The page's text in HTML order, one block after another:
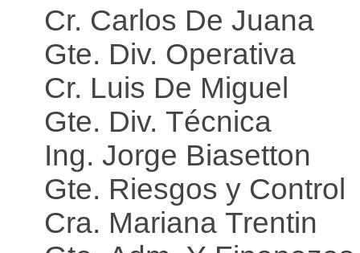
Cr. Carlos De Juana
Gte. Div. Operativa
Cr. Luis De Miguel
Gte. Div. Técnica
Ing. Jorge Biasetton
Gte. Riesgos y Control
Cra. Mariana Trentin